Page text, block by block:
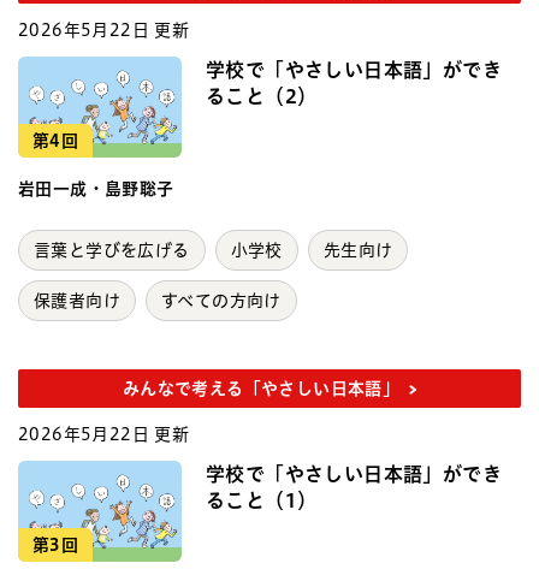
2026年5月22日 更新
第4回
学校で「やさしい日本語」ができ
ること（2）
岩田一成・島野聡子
言葉と学びを広げる 小学校 先生向け
保護者向け すべての方向け
みんなで考える「やさしい日本語」
2026年5月22日 更新
第3回
学校で「やさしい日本語」ができ
ること（1）